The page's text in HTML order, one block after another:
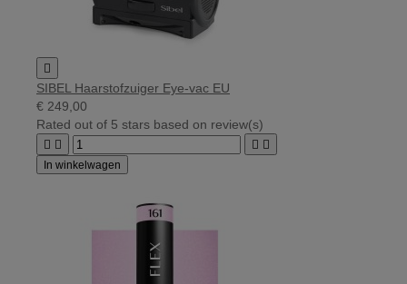

SIBEL Haarstofzuiger Eye-vac EU
€ 249,00
Rated out of 5 stars based on review(s)
   
In winkelwagen